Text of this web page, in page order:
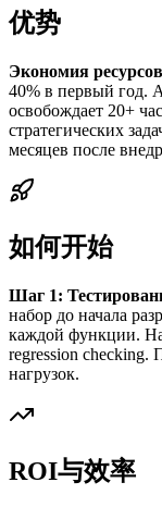
优势
Экономия
40% в первый год.
освобождает 20+
стратегических
месяцев после
如何开始
Шаг 1:
набор до начала
каждой функции.
regression checking.
нагрузок.
ROI与效率